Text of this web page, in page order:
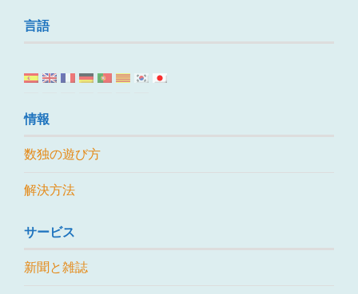
言語
情報
数独の遊び方
解決方法
サービス
新聞と雑誌